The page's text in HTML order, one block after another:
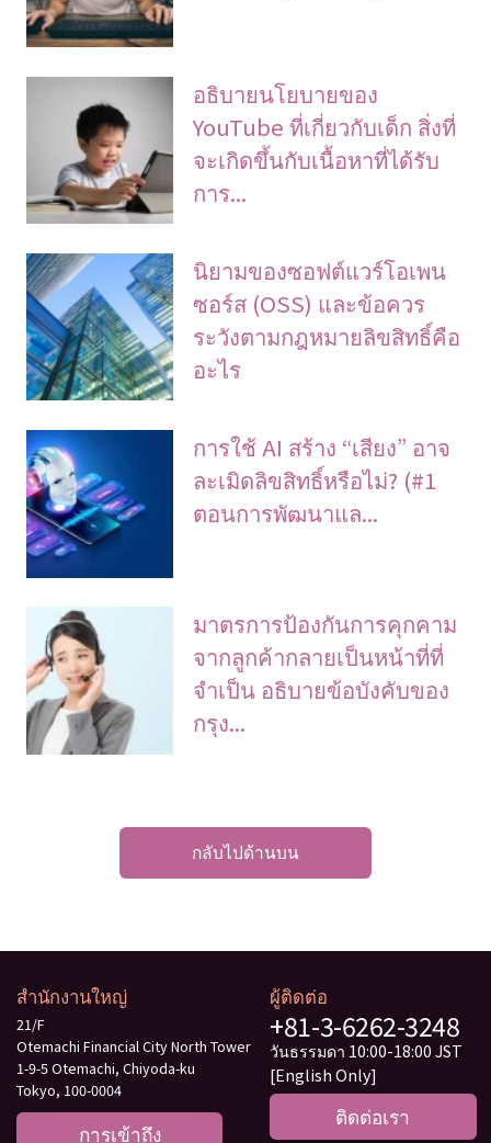
อธิบายนโยบายของ
YouTube ที่เกี่ยวกับเด็ก สิ่งที่
จะเกิดขึ้นกับเนื้อหาที่ได้รับ
การ...
นิยามของซอฟต์แวร์โอเพน
ซอร์ส (OSS) และข้อควร
ระวังตามกฎหมายลิขสิทธิ์คือ
อะไร
การใช้ AI สร้าง “เสียง” อาจ
ละเมิดลิขสิทธิ์หรือไม่? (#1
ตอนการพัฒนาแล...
มาตรการป้องกันการคุกคาม
จากลูกค้ากลายเป็นหน้าที่ที่
จําเป็น อธิบายข้อบังคับของ
กรุง...
กลับไปด้านบน
สำนักงานใหญ่
21/F
Otemachi Financial City North Tower
1-9-5 Otemachi, Chiyoda-ku
Tokyo, 100-0004
การเข้าถึง
ผู้ติดต่อ
+81-3-6262-3248
วันธรรมดา 10:00-18:00 JST
[English Only]
ติดต่อเรา